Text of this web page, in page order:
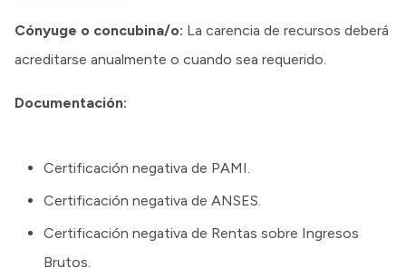
Cónyuge o concubina/o: La carencia de recursos deberá
acreditarse anualmente o cuando sea requerido.
Documentación:
Certificación negativa de PAMI.
Certificación negativa de ANSES.
Certificación negativa de Rentas sobre Ingresos
Brutos.